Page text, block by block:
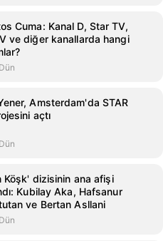
Cuma: Kanal D, Star TV,
ve diğer kanallarda hangi
Dün
Amsterdam'da STAR
açtı
Dün
Köşk' dizisinin ana afişi
Kubilay Aka, Hafsanur
ve Bertan Asllani
Dün